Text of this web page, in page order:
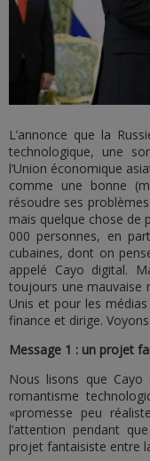
L’annonce que la
technologique, une
l’Union économique
comme une bonne
résoudre ses
mais quelque chose de
000 personnes, en
cubaines, dont on
appelé Cayo digital.
toujours une mauvaise
Unis et pour les
finance et dirige.
Message 1 : un projet
Nous lisons que
romantisme
«promesse peu
l’attention pendant
projet fantaisiste entre